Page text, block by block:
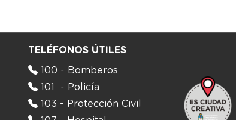
TELÉFONOS ÚTILES
100 - Bomberos
101 - Policía
103 - Protección Civil